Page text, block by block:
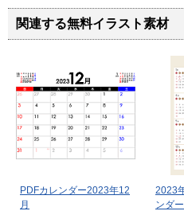
関連する無料イラスト素材
PDFカレンダー2023年12
月
2023
ンダ